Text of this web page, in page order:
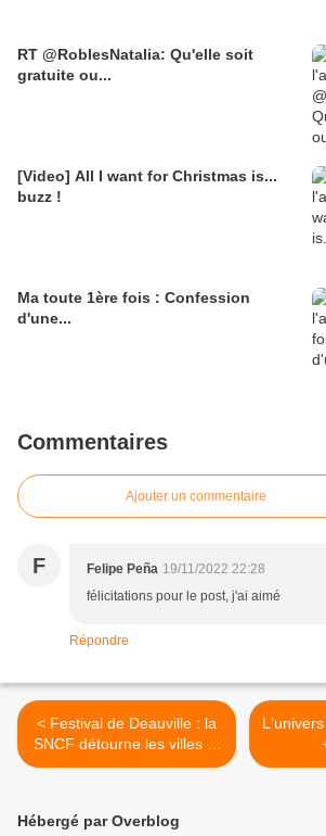
RT @RoblesNatalia: Qu'elle soit
gratuite ou...
[Video] All I want for Christmas is...
buzz !
Ma toute 1ère fois : Confession
d'une...
Commentaires
Ajouter un commentaire
F Felipe Peña 19/11/2022 22:28
félicitations pour le post, j'ai aimé
Répondre
< Festival de Deauville : la
SNCF détourne les villes et
les répliques célèbres
Hébergé par Overblog